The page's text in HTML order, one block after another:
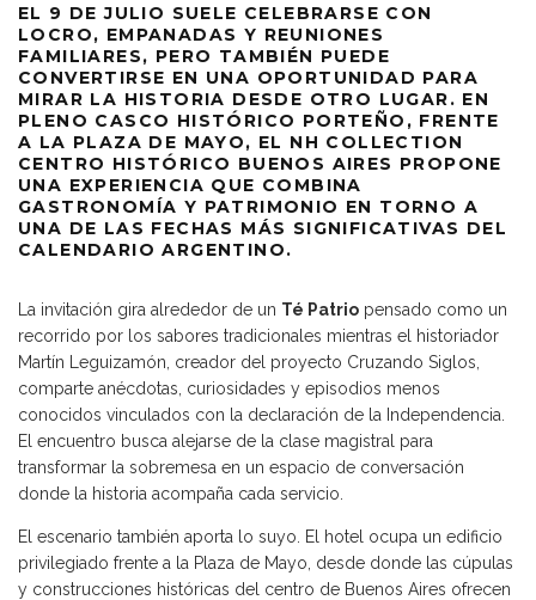
EL 9 DE JULIO SUELE CELEBRARSE CON
LOCRO, EMPANADAS Y REUNIONES
FAMILIARES, PERO TAMBIÉN PUEDE
CONVERTIRSE EN UNA OPORTUNIDAD PARA
MIRAR LA HISTORIA DESDE OTRO LUGAR. EN
PLENO CASCO HISTÓRICO PORTEÑO, FRENTE
A LA PLAZA DE MAYO, EL NH COLLECTION
CENTRO HISTÓRICO BUENOS AIRES PROPONE
UNA EXPERIENCIA QUE COMBINA
GASTRONOMÍA Y PATRIMONIO EN TORNO A
UNA DE LAS FECHAS MÁS SIGNIFICATIVAS DEL
CALENDARIO ARGENTINO.
La invitación gira alrededor de un Té Patrio pensado como un
recorrido por los sabores tradicionales mientras el historiador
Martín Leguizamón, creador del proyecto Cruzando Siglos,
comparte anécdotas, curiosidades y episodios menos
conocidos vinculados con la declaración de la Independencia.
El encuentro busca alejarse de la clase magistral para
transformar la sobremesa en un espacio de conversación
donde la historia acompaña cada servicio.
El escenario también aporta lo suyo. El hotel ocupa un edificio
privilegiado frente a la Plaza de Mayo, desde donde las cúpulas
y construcciones históricas del centro de Buenos Aires ofrecen